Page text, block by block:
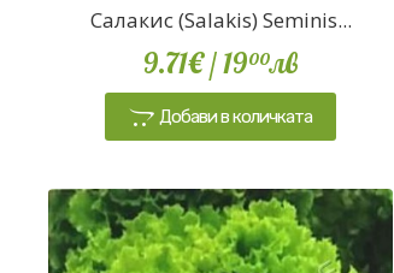
Салакис (Salakis) Seminis...
9.71€/ 1900лв
Добави в количката